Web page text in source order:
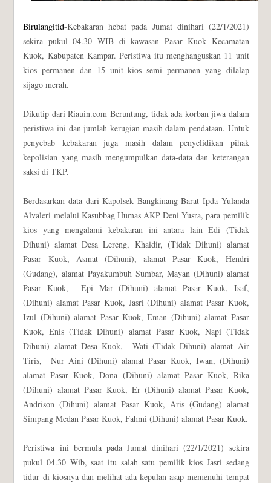
Birulangitid-Kebakaran hebat pada Jumat dinihari (22/1/2021)
sekira pukul 04.30 WIB di kawasan Pasar Kuok Kecamatan
Kuok, Kabupaten Kampar. Peristiwa itu menghanguskan 11 unit
kios permanen dan 15 unit kios semi permanen yang dilalap
sijago merah.
Dikutip dari Riauin.com Beruntung, tidak ada korban jiwa dalam
peristiwa ini dan jumlah kerugian masih dalam pendataan. Untuk
penyebab kebakaran juga masih dalam penyelidikan pihak
kepolisian yang masih mengumpulkan data-data dan keterangan
saksi di TKP.
Berdasarkan data dari Kapolsek Bangkinang Barat Ipda Yulanda
Alvaleri melalui Kasubbag Humas AKP Deni Yusra, para pemilik
kios yang mengalami kebakaran ini antara lain Edi (Tidak
Dihuni) alamat Desa Lereng, Khaidir, (Tidak Dihuni) alamat
Pasar Kuok, Asmat (Dihuni), alamat Pasar Kuok, Hendri
(Gudang), alamat Payakumbuh Sumbar, Mayan (Dihuni) alamat
Pasar Kuok, Epi Mar (Dihuni) alamat Pasar Kuok, Isaf,
(Dihuni) alamat Pasar Kuok, Jasri (Dihuni) alamat Pasar Kuok,
Izul (Dihuni) alamat Pasar Kuok, Eman (Dihuni) alamat Pasar
Kuok, Enis (Tidak Dihuni) alamat Pasar Kuok, Napi (Tidak
Dihuni) alamat Desa Kuok, Wati (Tidak Dihuni) alamat Air
Tiris, Nur Aini (Dihuni) alamat Pasar Kuok, Iwan, (Dihuni)
alamat Pasar Kuok, Dona (Dihuni) alamat Pasar Kuok, Rika
(Dihuni) alamat Pasar Kuok, Er (Dihuni) alamat Pasar Kuok,
Andrison (Dihuni) alamat Pasar Kuok, Aris (Gudang) alamat
Simpang Medan Pasar Kuok, Fahmi (Dihuni) alamat Pasar Kuok.
Peristiwa ini bermula pada Jumat dinihari (22/1/2021) sekira
pukul 04.30 Wib, saat itu salah satu pemilik kios Jasri sedang
tidur di kiosnya dan melihat ada kepulan asap memenuhi tempat